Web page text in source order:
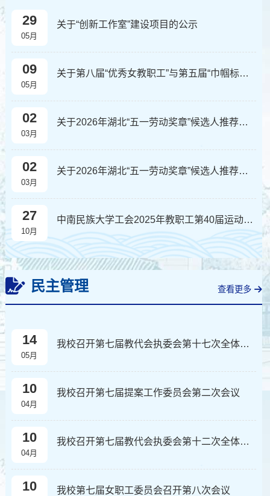
29
05月
关于“创新工作室”建设项目的公示
09
05月
关于第八届“优秀女教职工”与第五届“巾帼标兵岗”评选结果的公示
02
03月
关于2026年湖北“五一劳动奖章”候选人推荐结果的公示
02
03月
关于2026年湖北“五一劳动奖章”候选人推荐结果的公示
27
10月
中南民族大学工会2025年教职工第40届运动会比赛三等奖奖品采购公告
民主管理 查看更多
14
05月
我校召开第七届教代会执委会第十七次全体会议
10
04月
我校召开第七届提案工作委员会第二次会议
10
04月
我校召开第七届教代会执委会第十二次全体会议
10 我校第七届女职工委员会召开第八次会议